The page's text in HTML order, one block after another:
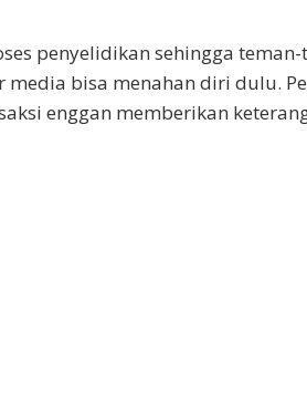
penyelidikan sehingga
bisa menahan diri dulu.
enggan memberikan